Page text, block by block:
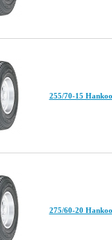
255/70-15
275/60-20